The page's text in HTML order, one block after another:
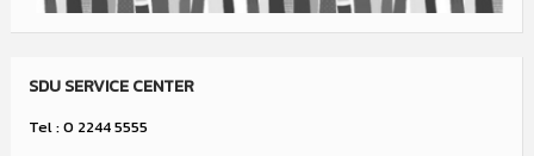
SDU SERVICE CENTER
Tel : 0 2244 5555